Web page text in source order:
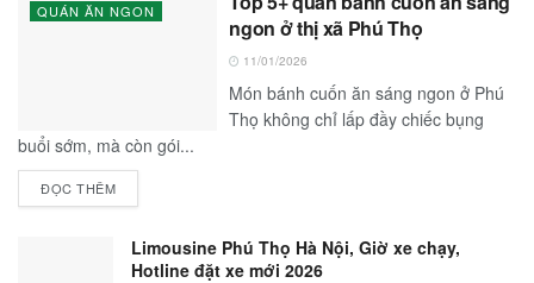
QUÁN ĂN NGON
ngon ở thị xã Phú Thọ
11/01/2026
Món bánh cuốn ăn sáng ngon ở Phú
Thọ không chỉ lấp đầy chiếc bụng
buổi sớm, mà còn gói...
ĐỌC THÊM
Limousine Phú Thọ Hà Nội, Giờ xe chạy,
Hotline đặt xe mới 2026